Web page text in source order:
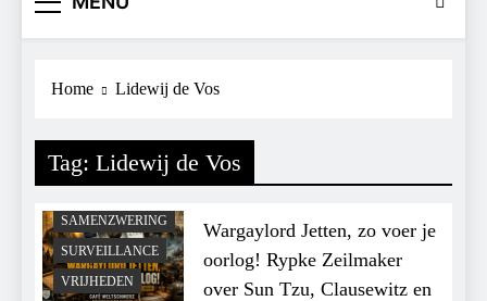
Home Lidewij de Vos
Tag: Lidewij de Vos
CENSUUR
CONTROLE
GRONDRECHTEN
POLITIEK
RECHTSPRAAK
SAMENZWERING
SURVEILLANCE
VRIJHEDEN
Wargaylord Jetten, zo voer je
oorlog! Rypke Zeilmaker
over Sun Tzu, Clausewitz en